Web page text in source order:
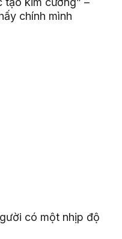
chính mình
có một nhịp độ